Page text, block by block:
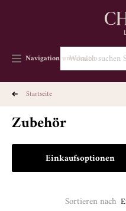
Navigation umschalten
startseite
Einkaufsoptionen
Zubehör
Sortieren nach